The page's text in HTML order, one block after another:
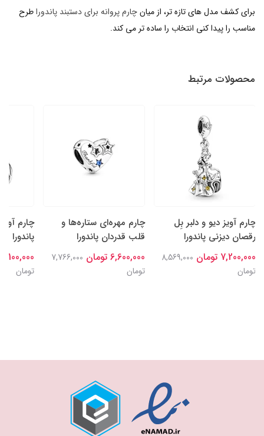
برای کشف مدل های تازه تر، از میانچارم پروانه برای دستبند پاندوراطرح
مناسب را پیدا کنی انتخاب را ساده تر می کند.
محصولات مرتبط
چارم آویز دیو و دلبر بِل
رقصان دیزنی پاندورا
7,200,000 تومان
8,569,000
تومان
چارم مهره‌ای ستاره‌ها و
قلب قدردان پاندورا
6,600,000 تومان
7,766,000
تومان
چارم
پاندورا
7,100,000 تومان
تومان